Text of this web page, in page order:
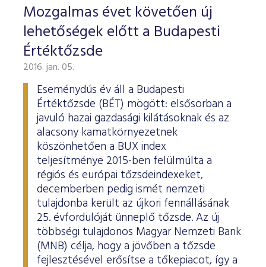
Mozgalmas évet követően új
lehetőségek előtt a Budapesti
Értéktőzsde
2016. jan. 05.
Eseménydús év áll a Budapesti
Értéktőzsde (BÉT) mögött: elsősorban a
javuló hazai gazdasági kilátásoknak és az
alacsony kamatkörnyezetnek
köszönhetően a BUX index
teljesítménye 2015-ben felülmúlta a
régiós és európai tőzsdeindexeket,
decemberben pedig ismét nemzeti
tulajdonba került az újkori fennállásának
25. évfordulóját ünneplő tőzsde. Az új
többségi tulajdonos Magyar Nemzeti Bank
(MNB) célja, hogy a jövőben a tőzsde
fejlesztésével erősítse a tőkepiacot, így a